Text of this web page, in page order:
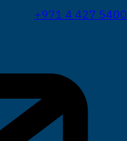
+971 4 427 5400